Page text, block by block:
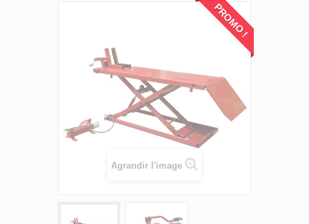
PROMO !
Agrandir l'image